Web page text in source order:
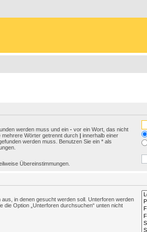
werden muss und ein - vor ein Wort, das nicht
mehrere Wörter getrennt durch | innerhalb einer
werden muss. Benutzen Sie ein * als
Übereinstimmungen.
in denen gesucht werden soll. Unterforen werden
die Option „Unterforen durchsuchen“ unten nicht